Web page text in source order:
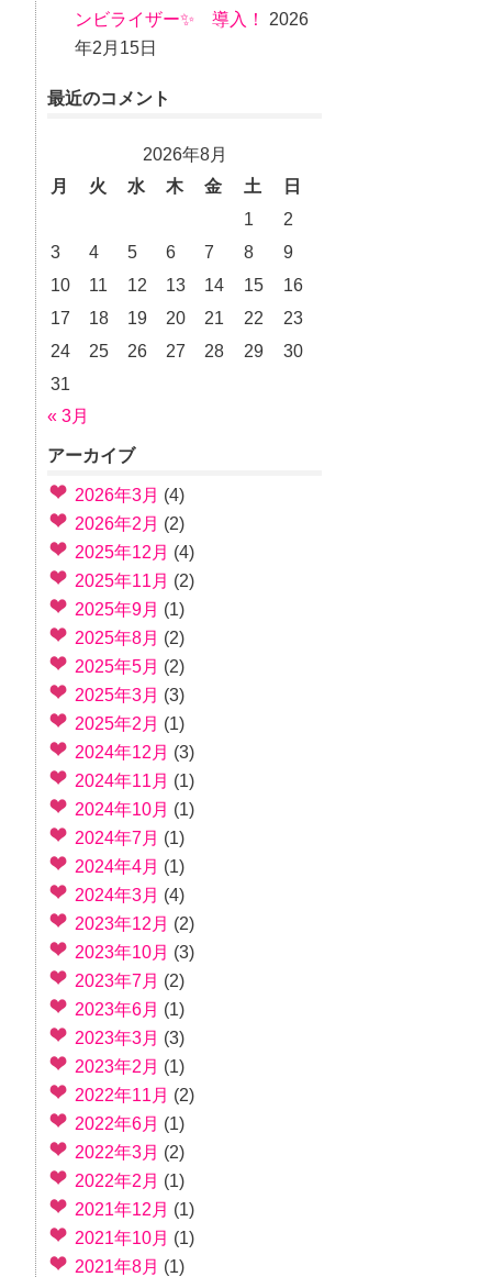
ンビライザー✨ 導入！
2026
年2月15日
最近のコメント
2026年8月
月
火 水 木 金 土
日
1
2
3
4 5 6 7 8
9
10
11 12 13 14 15
16
17
18 19 20 21 22
23
24
25 26 27 28 29
30
31
« 3月
アーカイブ
2026年3月 (4)
2026年2月 (2)
2025年12月 (4)
2025年11月 (2)
2025年9月 (1)
2025年8月 (2)
2025年5月 (2)
2025年3月 (3)
2025年2月 (1)
2024年12月 (3)
2024年11月 (1)
2024年10月 (1)
2024年7月 (1)
2024年4月 (1)
2024年3月 (4)
2023年12月 (2)
2023年10月 (3)
2023年7月 (2)
2023年6月 (1)
2023年3月 (3)
2023年2月 (1)
2022年11月 (2)
2022年6月 (1)
2022年3月 (2)
2022年2月 (1)
2021年12月 (1)
2021年10月 (1)
2021年8月 (1)